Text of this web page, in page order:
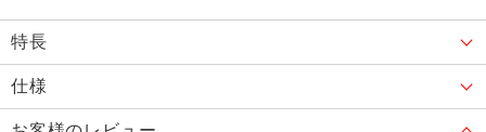
特長
仕様